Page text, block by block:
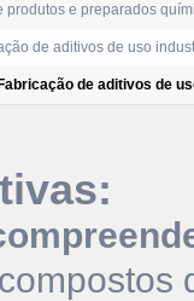
produtos e preparados
de aditivos de uso
de aditivos de